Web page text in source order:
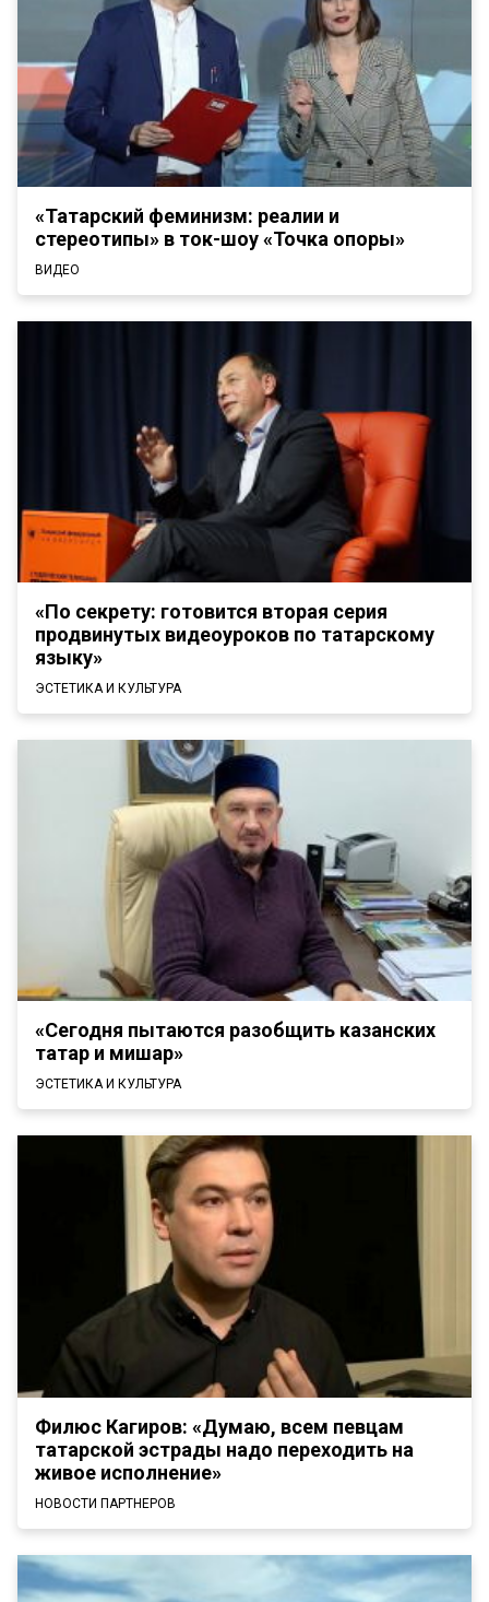
«Татарский феминизм: реалии и
стереотипы» в ток-шоу «Точка опоры»
ВИДЕО
«По секрету: готовится вторая серия
продвинутых видеоуроков по татарскому
языку»
ЭСТЕТИКА И КУЛЬТУРА
«Сегодня пытаются разобщить казанских
татар и мишар»
ЭСТЕТИКА И КУЛЬТУРА
Филюс Кагиров: «Думаю, всем певцам
татарской эстрады надо переходить на
живое исполнение»
НОВОСТИ ПАРТНЕРОВ